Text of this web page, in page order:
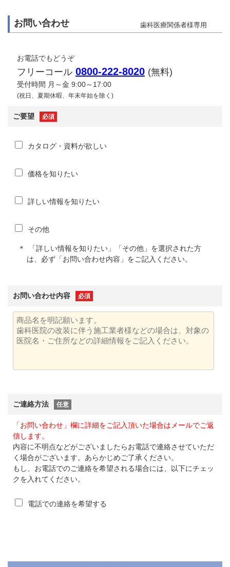
お問い合わせ 歯科医療関係者様専用
お電話でもどうぞ
フリーコール 0800-222-8020 (無料)
受付時間 月～金 9:00～17:00
(祝日、夏期休暇、年末年始を除く)
ご要望 必須
カタログ・資料が欲しい
価格を知りたい
詳しい情報を知りたい
その他
「詳しい情報を知りたい」「その他」を選択された方
は、必ず「お問い合わせ内容」をご記入ください。
お問い合わせ内容 必須
ご連絡方法 任意
「お問い合わせ」欄に詳細をご記入頂いた場合はメールでご返
信します。
内容に不明点などがございましたらお電話で連絡させていただ
く場合がございます。あらかじめご了承ください。
もし、お電話でのご連絡を希望される場合には、以下にチェッ
クを入れてください。
電話での連絡を希望する